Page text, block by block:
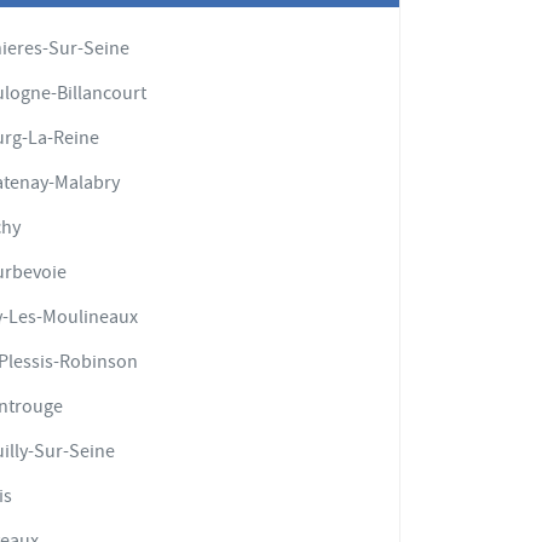
Sur-Seine
Billancourt
La-Reine
Malabry
Les-Moulineaux
Robinson
Sur-Seine